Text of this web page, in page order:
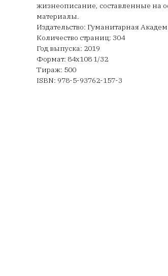
жизнеописание, составленные на
материалы.
Издательство: Гуманитарная
Количество страниц: 304
Год выпуска: 2019
Формат: 84х108 1/32
Тираж: 500
ISBN: 978-5-93762-157-3